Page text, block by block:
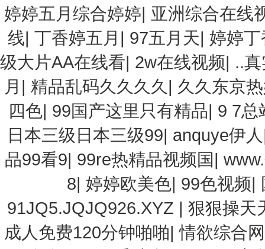
婷婷五月综合婷婷| 亚洲综合在线
线|丁香婷五月 | 97五月天| 婷婷
级大片AA在线看| 2w在线视频| ..
月 | 精品乱码久久久久 | 久久东京
四色| 99国产这里只有精品| 9 7总
日本三级日本三级99| anquye伊人
品99看9| 99re热精品视频国|
8| 婷婷欧美色| 99色视频|
91JQ5.JQJQ926.XYZ |狠狠操天
成人免费120分钟啪啪|情欲综合网